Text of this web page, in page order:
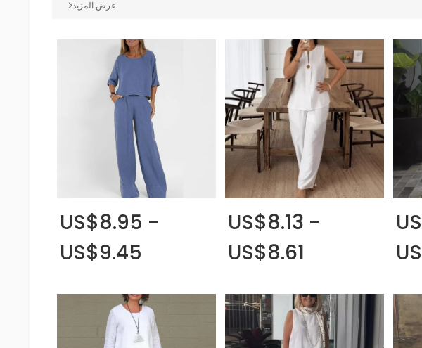
عرض المزيد
US$8.13 -
US$8.61
US$8.95 -
US$9.45